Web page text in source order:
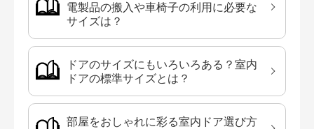
電製品の搬入や車椅子の利用に必要な
サイズは？
ドアのサイズにもいろいろある？室内
ドアの標準サイズとは？
部屋をおしゃれに彩る室内ドア選び方